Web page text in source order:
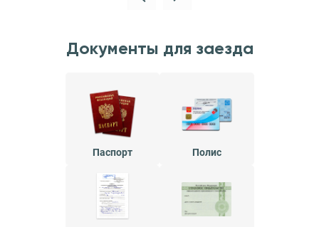
Документы для заезда
Паспорт Полис